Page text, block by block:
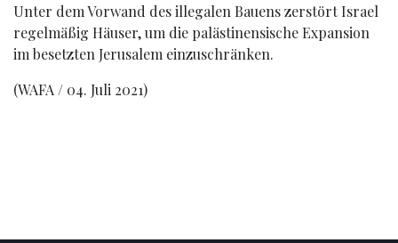
Unter dem Vorwand des illegalen Bauens zerstört Israel
regelmäßig Häuser, um die palästinensische Expansion
im besetzten Jerusalem einzuschränken.
(WAFA / 04. Juli 2021)